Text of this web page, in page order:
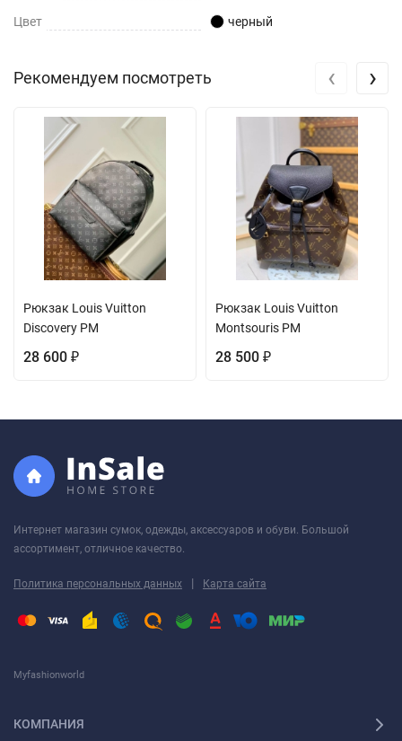
Цвет черный
Рекомендуем посмотреть
Рюкзак Louis Vuitton
Discovery PM
28 600 ₽
Рюкзак Louis Vuitton
Montsouris PM
28 500 ₽
‹ ›
Интернет магазин сумок, одежды, аксессуаров и обуви. Большой
ассортимент, отличное качество.
Политика персональных данных | Карта сайта
Myfashionworld
КОМПАНИЯ